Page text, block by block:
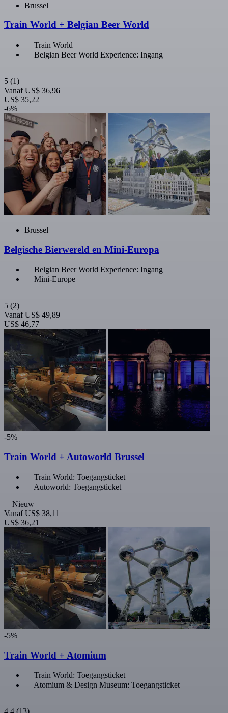
Brussel
Train World + Belgian Beer World
Train World
Belgian Beer World Experience: Ingang
5 (1)
Vanaf US$ 36,96
US$ 35,22
-6%
Brussel
Belgische Bierwereld en Mini-Europa
Belgian Beer World Experience: Ingang
Mini-Europe
5 (2)
Vanaf US$ 49,89
US$ 46,77
-5%
Train World + Autoworld Brussel
Train World: Toegangsticket
Autoworld: Toegangsticket
Nieuw
Vanaf US$ 38,11
US$ 36,21
-5%
Train World + Atomium
Train World: Toegangsticket
Atomium & Design Museum: Toegangsticket